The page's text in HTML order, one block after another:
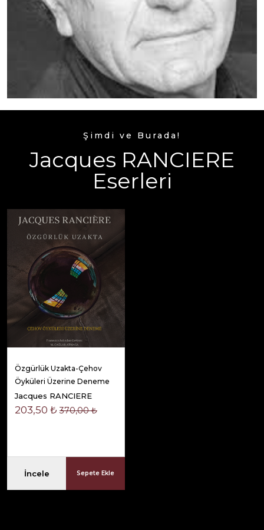
Şimdi ve Burada!
Jacques RANCIERE
Eserleri
Özgürlük Uzakta-Çehov
Öyküleri Üzerine Deneme
Jacques RANCIERE
203,50 ₺ 370,00 ₺
İncele Sepete Ekle